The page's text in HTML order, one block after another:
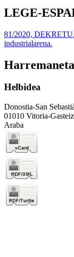
LEGE-
81/2020,
industrialarena.
Helbidea
Donostia-San
01010 Vitoria-Gasteiz
Araba